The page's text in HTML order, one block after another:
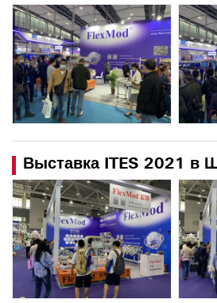
Выставка ITES 2021 в